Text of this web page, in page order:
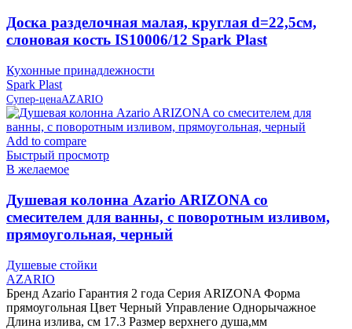
Доска разделочная малая, круглая d=22,5см,
слоновая кость IS10006/12 Spark Plast
Кухонные принадлежности
Spark Plast
Супер-ценаAZARIO
Add to compare
Быстрый просмотр
В желаемое
Душевая колонна Azario ARIZONA со
смесителем для ванны, с поворотным изливом,
прямоугольная, черный
Душевые стойки
AZARIO
Бренд Azario Гарантия 2 года Серия ARIZONA Форма
прямоугольная Цвет Черный Управление Однорычажное
Длина излива, см 17.3 Размер верхнего душа,мм